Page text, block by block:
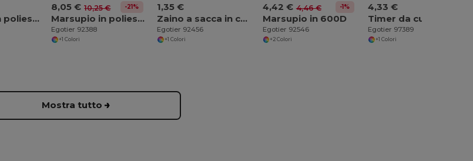
Marsupio in poliestere riciclato 600D e foderato in poliestere riciclato 210D
8,05 € 10,25 € -21%
Marsupio in poliestere riciclato 600D ad alta densità e fodera in poliestere riciclato 210D
Egotier 92388
+1 Colori
1,35 €
Zaino a sacca in cotone 100% (103 g/m²)
Egotier 92456
+1 Colori
4,42 € 4,46 € -1%
Marsupio in 600D
Egotier 92546
+2 Colori
4,33 €
Egotier 97389
+1 Colori
Mostra tutto